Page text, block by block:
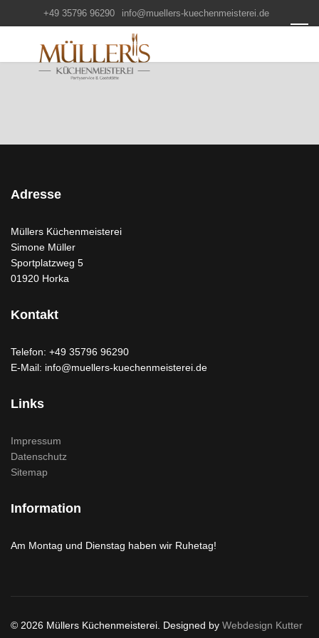
+49 35796 96290 info@muellers-kuechenmeisterei.de
Adresse
Müllers Küchenmeisterei
Simone Müller
Sportplatzweg 5
01920 Horka
Kontakt
Telefon: +49 35796 96290
E-Mail: info@muellers-kuechenmeisterei.de
Links
Impressum
Datenschutz
Sitemap
Information
Am Montag und Dienstag haben wir Ruhetag!
© 2026 Müllers Küchenmeisterei. Designed by Webdesign Kutter